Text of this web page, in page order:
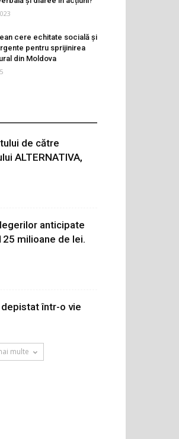
cere echitate socială și
pentru sprijinirea
din Moldova
de către
ALTERNATIVA,
anticipate
milioane de lei.
într-o vie
multe